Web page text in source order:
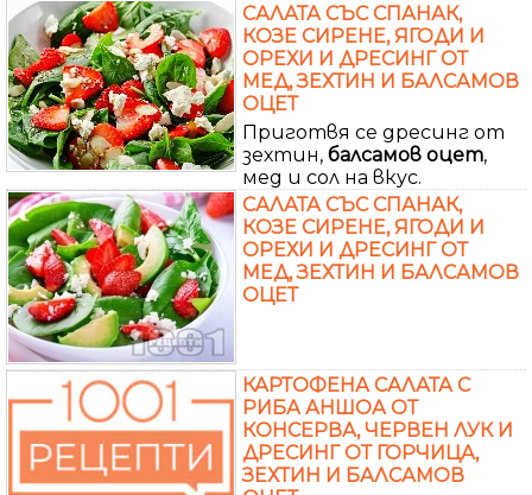
САЛАТА СЪС СПАНАК,
КОЗЕ СИРЕНЕ, ЯГОДИ И
ОРЕХИ И ДРЕСИНГ ОТ
МЕД, ЗЕХТИН И БАЛСАМОВ
ОЦЕТ
Приготвя се дресинг от
зехтин, балсамов оцет,
мед и сол на вкус.
САЛАТА СЪС СПАНАК,
КОЗЕ СИРЕНЕ, ЯГОДИ И
ОРЕХИ И ДРЕСИНГ ОТ
МЕД, ЗЕХТИН И БАЛСАМОВ
ОЦЕТ
КАРТОФЕНА САЛАТА С
РИБА АНШОА ОТ
КОНСЕРВА, ЧЕРВЕН ЛУК И
ДРЕСИНГ ОТ ГОРЧИЦА,
ЗЕХТИН И БАЛСАМОВ